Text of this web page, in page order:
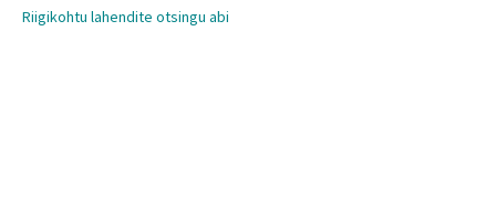
Riigikohtu lahendite otsingu abi